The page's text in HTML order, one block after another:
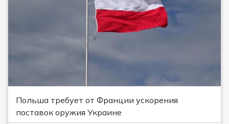
Польша требует от Франции ускорения
поставок оружия Украине